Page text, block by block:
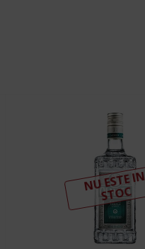
N
U ESTE I
N
ST
OC